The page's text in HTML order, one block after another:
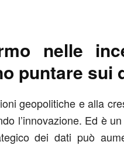
nelle
puntare sui
geopolitiche e alla
l’innovazione. Ed è
dei dati può